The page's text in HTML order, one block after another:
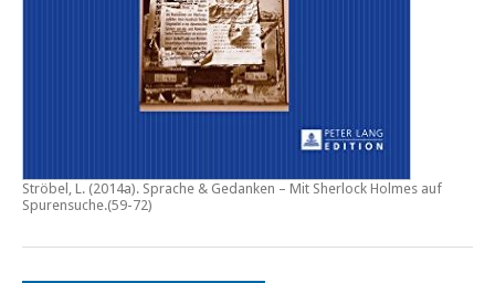
Ströbel, L. (2014a). Sprache & Gedanken – Mit Sherlock Holmes auf
Spurensuche.(59-72)